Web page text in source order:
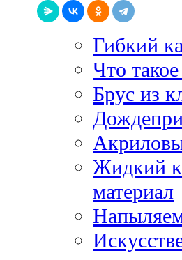
Гибкий
Что
Брус из
Жидкий
материал